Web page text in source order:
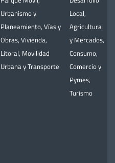
Urbanismo y
Planeamiento, Vías y
Obras, Vivienda,
Litoral, Movilidad
Urbana y Transporte
Local,
Agricultura
y Mercados,
Consumo,
Comercio y
Pymes,
Turismo